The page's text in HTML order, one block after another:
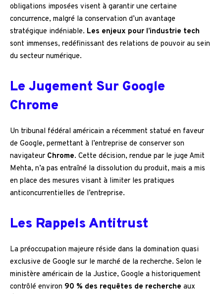
obligations imposées visent à garantir une certaine
concurrence, malgré la conservation d’un avantage
stratégique indéniable. Les enjeux pour l’industrie tech
sont immenses, redéfinissant des relations de pouvoir au sein
du secteur numérique.
Le Jugement Sur Google
Chrome
Un tribunal fédéral américain a récemment statué en faveur
de Google, permettant à l’entreprise de conserver son
navigateur Chrome. Cette décision, rendue par le juge Amit
Mehta, n’a pas entraîné la dissolution du produit, mais a mis
en place des mesures visant à limiter les pratiques
anticoncurrentielles de l’entreprise.
Les Rappels Antitrust
La préoccupation majeure réside dans la domination quasi
exclusive de Google sur le marché de la recherche. Selon le
ministère américain de la Justice, Google a historiquement
contrôlé environ 90 % des requêtes de recherche aux